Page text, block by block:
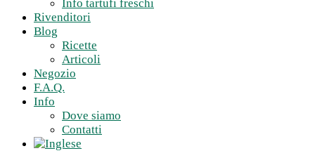
Info tartufi freschi
Rivenditori
Blog
Ricette
Articoli
Negozio
F.A.Q.
Info
Dove siamo
Contatti